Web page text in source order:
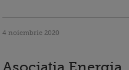
4 noiembrie 2020